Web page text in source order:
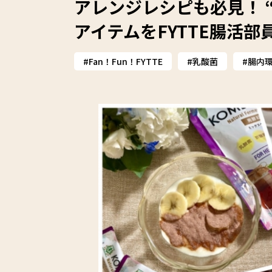
アレンジレシピも必見！
アイテムをFYTTE腸活部
Fan！Fun！FYTTE 乳酸菌 腸内